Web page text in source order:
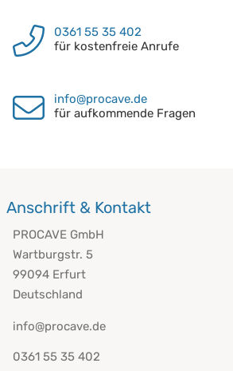
0361 55 35 402
für kostenfreie Anrufe
info@procave.de
für aufkommende Fragen
Anschrift & Kontakt
PROCAVE GmbH
Wartburgstr. 5
99094 Erfurt
Deutschland
info@procave.de
0361 55 35 402